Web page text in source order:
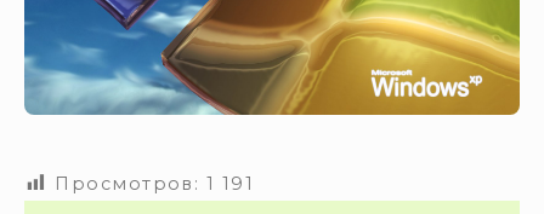
Просмотров: 1 191